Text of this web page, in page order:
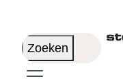
Zoeken